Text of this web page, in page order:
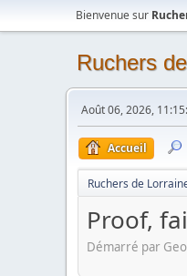
Bienvenue sur
Ruchers
Août 06, 2026,
Accueil
Ruchers de
Proof,
Démarré par